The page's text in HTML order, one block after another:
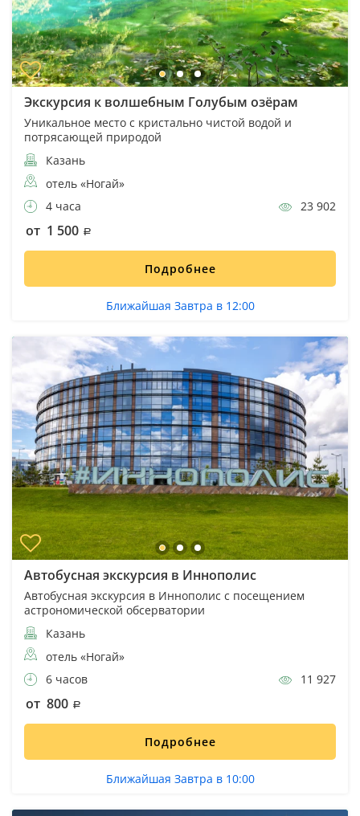
Экскурсия к волшебным Голубым озёрам
Уникальное место с кристально чистой водой и
потрясающей природой
Казань
отель «Ногай»
4 часа
23 902
от 1 500
Подробнее
Ближайшая Завтра в 12:00
Автобусная экскурсия в Иннополис
Автобусная экскурсия в Иннополис с посещением
астрономической обсерватории
Казань
отель «Ногай»
6 часов
11 927
от 800
Подробнее
Ближайшая Завтра в 10:00